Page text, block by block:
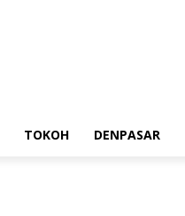
TOKOH DENPASAR